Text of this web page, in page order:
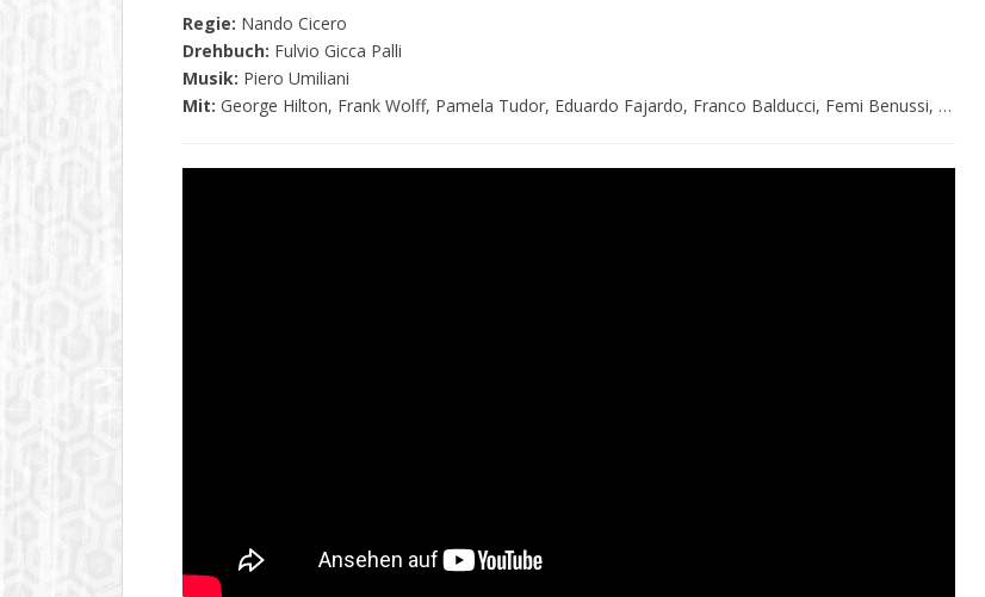
Regie: Nando Cicero
Drehbuch: Fulvio Gicca Palli
Musik: Piero Umiliani
Mit: George Hilton, Frank Wolff, Pamela Tudor, Eduardo Fajardo, Franco Balducci, Femi Benussi, …